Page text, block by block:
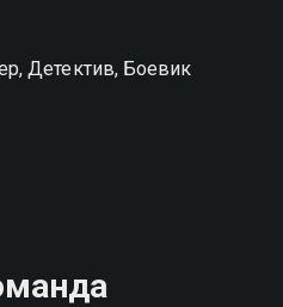
бесплатно в
Смотрёшке
Детектив, Боевик